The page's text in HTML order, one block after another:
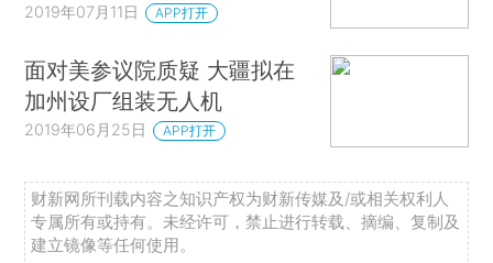
2019年07月11日 APP打开
面对美参议院质疑 大疆拟在
加州设厂组装无人机
2019年06月25日 APP打开
财新网所刊载内容之知识产权为财新传媒及/或相关权利人
专属所有或持有。未经许可，禁止进行转载、摘编、复制及
建立镜像等任何使用。